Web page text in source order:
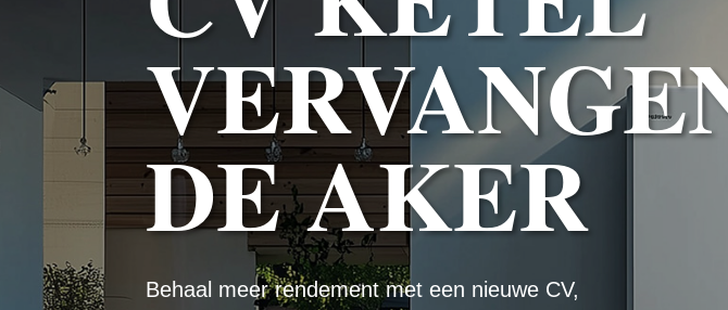
DE AKER
Behaal meer rendement met een nieuwe CV,